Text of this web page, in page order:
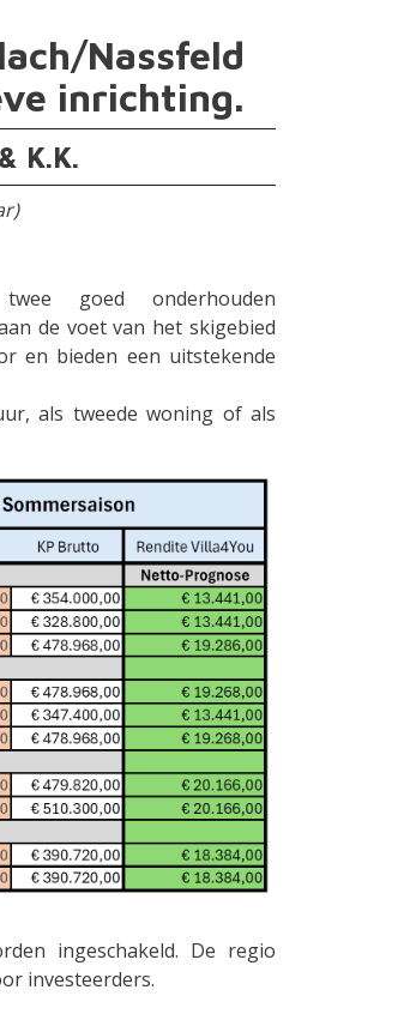
Nassfeld
inrichting.
K.K.
goed onderhouden
de voet van het skigebied
en bieden een uitstekende
als tweede woning of als
ingeschakeld. De regio
investeerders.